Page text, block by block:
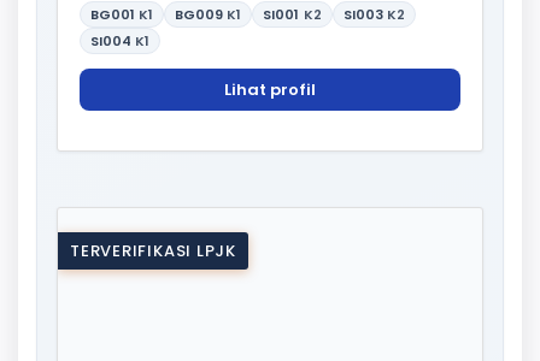
BG001 K1 BG009 K1 SI001 K2 SI003 K2
SI004 K1
Lihat profil
TERVERIFIKASI LPJK